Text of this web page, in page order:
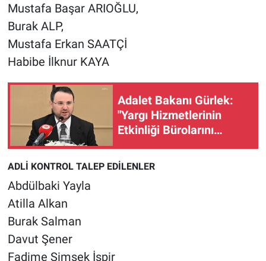
Mustafa Başar ARIOĞLU,
Burak ALP,
Mustafa Erkan SAATÇİ
Habibe İlknur KAYA
Adalet Bakanı Gürlek:
"Yargı Hizmetlerinin
Etkinliği Bürolarını
ADLİ KONTROL TALEP EDİLENLER
Abdülbaki Yayla
Atilla Alkan
Burak Salman
Davut Şener
Fadime Şimşek İşpir